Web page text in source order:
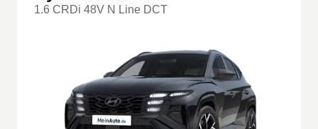
1.6 CRDi 48V N Line DCT